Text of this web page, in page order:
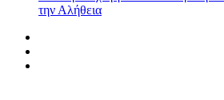
την Αλήθεια